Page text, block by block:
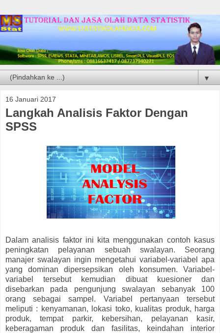
▼
16 Januari 2017
Langkah Analisis Faktor Dengan
SPSS
Dalam analisis faktor ini kita menggunakan contoh kasus
peningkatan pelayanan sebuah swalayan. Seorang
manajer swalayan ingin mengetahui variabel-variabel apa
yang dominan dipersepsikan oleh konsumen. Variabel-
variabel tersebut kemudian dibuat kuesioner dan
disebarkan pada pengunjung swalayan sebanyak 100
orang sebagai sampel. Variabel pertanyaan tersebut
meliputi : kenyamanan, lokasi toko, kualitas produk, harga
produk, tempat parkir, kebersihan, pelayanan kasir,
keberagaman produk dan fasilitas, keindahan interior